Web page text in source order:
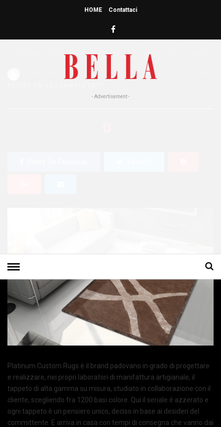
HOME Contattaci
- Advertisement -
Platinum Custum Rugs: il tappeto
come abito su misura per la casa
0
Platinum Custom Rugs è il brand padovano in grado di progettare
e realizzare, nei propri laboratori di manifattura artigianale, il
tappeto di alta gamma su misura, studiato in collaborazione con il
cliente, scegliendo fra 1200 basi colore. Qui il seriale è azzerato e
ogni tappeto è un pensiero unico, deciso in base ai desideri del
committente. E arriva in casa con tempi di consegna che vanno dai